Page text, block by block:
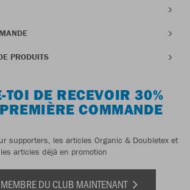
PRODUITS
TOI DE RECEVOIR 30%
COMMANDE
supporters, les articles Organic & Doubletex et
les articles déjà en promotion
DU CLUB MAINTENANT